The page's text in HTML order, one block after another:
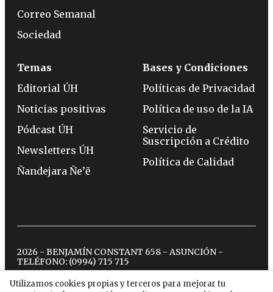
Utilizamos cookies propias y terceros para mejorar tu
Correo Semanal
Sociedad
Temas
Editorial ÚH
Noticias positivas
Pódcast ÚH
Newsletters ÚH
Ñandejara Ñe’ẽ
Bases y Condiciones
Políticas de Privacidad
Política de uso de la IA
Servicio de
Suscripción a Crédito
Política de Calidad
2026 - BENJAMÍN CONSTANT 658 - ASUNCIÓN -
TELÉFONO: (0994) 715 715